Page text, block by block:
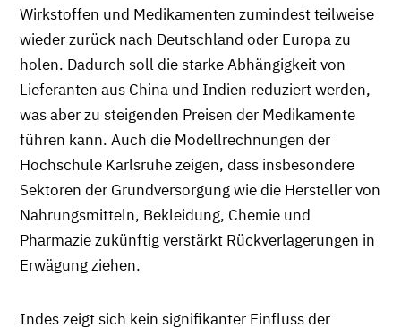
Wirkstoffen und Medikamenten zumindest teilweise
wieder zurück nach Deutschland oder Europa zu
holen. Dadurch soll die starke Abhängigkeit von
Lieferanten aus China und Indien reduziert werden,
was aber zu steigenden Preisen der Medikamente
führen kann. Auch die Modellrechnungen der
Hochschule Karlsruhe zeigen, dass insbesondere
Sektoren der Grundversorgung wie die Hersteller von
Nahrungsmitteln, Bekleidung, Chemie und
Pharmazie zukünftig verstärkt Rückverlagerungen in
Erwägung ziehen.
Indes zeigt sich kein signifikanter Einfluss der